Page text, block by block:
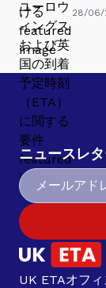
28/06/
ニュースレ
UK ETAオフ